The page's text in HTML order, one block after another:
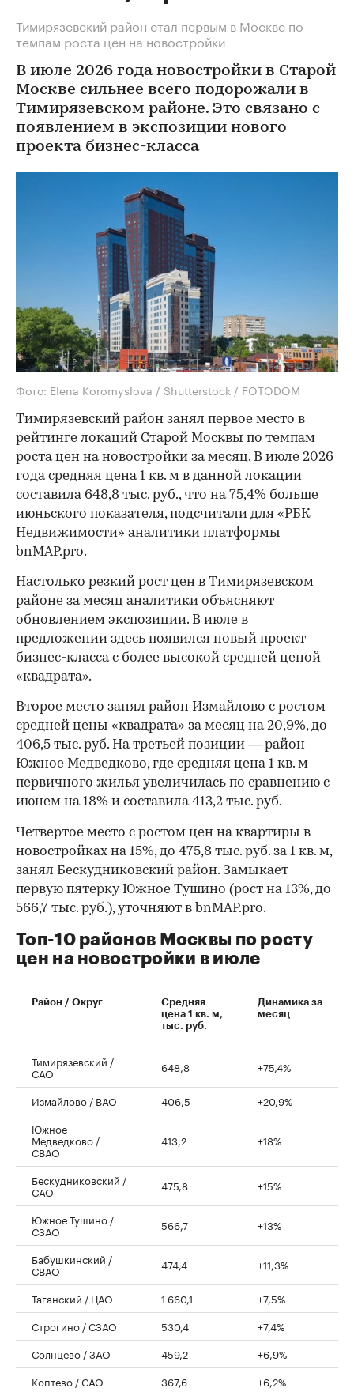
Тимирязевский район стал первым в Москве по
темпам роста цен на новостройки
В июле 2026 года новостройки в Старой
Москве сильнее всего подорожали в
Тимирязевском районе. Это связано с
появлением в экспозиции нового
проекта бизнес-класса
Фото: Elena Koromyslova / Shutterstock / FOTODOM
Тимирязевский район занял первое место в
рейтинге локаций Старой Москвы по темпам
роста цен на новостройки за месяц. В июле 2026
года средняя цена 1 кв. м в данной локации
составила 648,8 тыс. руб., что на 75,4% больше
июньского показателя, подсчитали для «РБК
Недвижимости» аналитики платформы
bnMAP.pro.
Настолько резкий рост цен в Тимирязевском
районе за месяц аналитики объясняют
обновлением экспозиции. В июле в
предложении здесь появился новый проект
бизнес-класса с более высокой средней ценой
«квадрата».
Второе место занял район Измайлово с ростом
средней цены «квадрата» за месяц на 20,9%, до
406,5 тыс. руб. На третьей позиции — район
Южное Медведково, где средняя цена 1 кв. м
первичного жилья увеличилась по сравнению с
июнем на 18% и составила 413,2 тыс. руб.
00:00 / 00:00
Четвертое место с ростом цен на квартиры в
новостройках на 15%, до 475,8 тыс. руб. за 1 кв. м,
занял Бескудниковский район. Замыкает
первую пятерку Южное Тушино (рост на 13%, до
566,7 тыс. руб.), уточняют в bnMAP.pro.
Топ-10 районов Москвы по росту
цен на новостройки в июле
Район / Округ
Средняя
цена 1 кв. м,
тыс. руб.
Динамика за
месяц
Тимирязевский /
САО 648,8 +75,4%
Измайлово / ВАО 406,5
+20,9%
Южное
Медведково /
СВАО
413,2 +18%
Бескудниковский /
САО 475,8 +15%
Южное Тушино /
СЗАО 566,7 +13%
Бабушкинский /
СВАО 474,4 +11,3%
Таганский / ЦАО 1 660,1
+7,5%
Строгино / СЗАО
530,4
+7,4%
Солнцево / ЗАО
459,2
+6,9%
Коптево / САО
367,6 +6,2%